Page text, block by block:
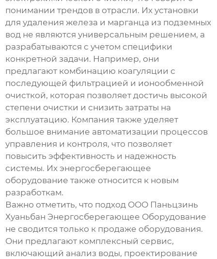
понимании трендов в отрасли. Ихустановки
для удаления железа и марганца из подземных
вод не являются универсальным решением, а
разрабатываются с учетом специфики
конкретной задачи. Например, они
предлагают комбинацию коагуляции с
последующей фильтрацией и ионообменной
очисткой, которая позволяет достичь высокой
степени очистки и снизить затраты на
эксплуатацию. Компания также уделяет
большое внимание автоматизации процессов
управления и контроля, что позволяет
повысить эффективность и надежность
системы. Ихэнергосберегающее
оборудование также относится к новым
разработкам.
Важно отметить, что подход ООО Паньцзинь
Хуаньбан Энергосберегающее Оборудование
не сводится только к продаже оборудования.
Они предлагают комплексный сервис,
включающий анализ воды, проектирование